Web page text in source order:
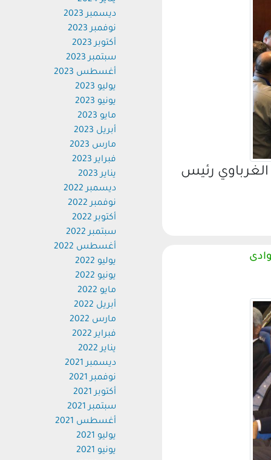
رئيس
ديسمبر 2023
نوفمبر 2023
أكتوبر 2023
سبتمبر 2023
أغسطس 2023
يوليو 2023
يونيو 2023
مايو 2023
أبريل 2023
مارس 2023
فبراير 2023
يناير 2023
ديسمبر 2022
نوفمبر 2022
أكتوبر 2022
سبتمبر 2022
أغسطس 2022
يوليو 2022
يونيو 2022
مايو 2022
أبريل 2022
مارس 2022
فبراير 2022
يناير 2022
ديسمبر 2021
نوفمبر 2021
أكتوبر 2021
سبتمبر 2021
أغسطس 2021
يوليو 2021
يونيو 2021